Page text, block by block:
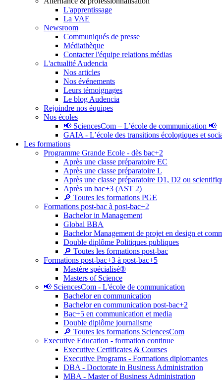
L'apprentissage
La VAE
Newsroom
Communiqués de presse
Médiathèque
Contacter l'équipe relations médias
L'actualité Audencia
Nos articles
Nos événements
Leurs témoignages
Le blog Audencia
Rejoindre nos équipes
Nos écoles
📢 SciencesCom – L’école de communication 📢
GAIA - L’école des transitions écologiques et
Les formations
Programme Grande Ecole - dès bac+2
Après une classe préparatoire EC
Après une classe préparatoire L
Après une classe préparatoire D1, D2 ou
Après un bac+3 (AST 2)
🔎 Toutes les formations PGE
Formations post-bac à post-bac+2
Bachelor in Management
Global BBA
Bachelor Management de projet en design et
Double diplôme Politiques publiques
🔎 Toutes les formations post-bac
Formations post-bac+3 à post-bac+5
Mastère spécialisé®
Masters of Science
📢 SciencesCom - L'école de communication
Bachelor en communication
Bachelor en communication post-bac+2
Bac+5 en communication et media
Double diplôme journalisme
🔎 Toutes les formations SciencesCom
Executive Education - formation continue
Executive Certificates & Courses
Executive Programs - Formations diplomantes
DBA - Doctorate in Business Administration
MBA - Master of Business Administration